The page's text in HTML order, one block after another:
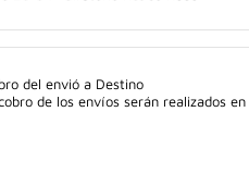
del envió a Destino
de los envíos serán realizados